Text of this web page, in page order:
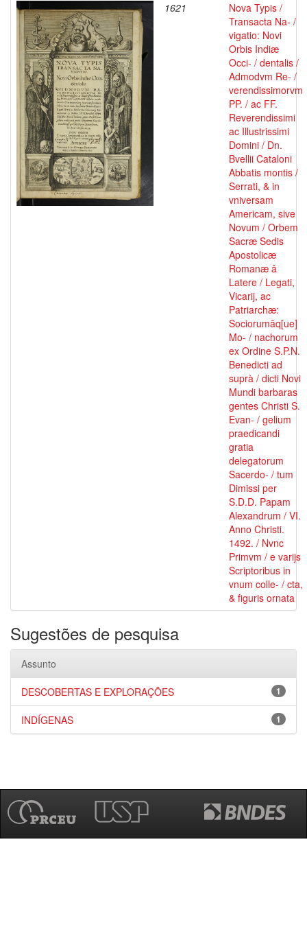
1621
Nova Typis /
Transacta Na- /
vigatio: Novi
Orbis Indiæ
Occi- / dentalis /
Admodvm Re- /
verendissimorvm
PP. / ac FF.
Reverendissimi
ac Illustrissimi
Domini / Dn.
Bvellii Cataloni
Abbatis montis /
Serrati, & in
vniversam
Americam, sive
Novum / Orbem
Sacræ Sedis
Apostolicæ
Romanæ â
Latere / Legati,
Vicarij, ac
Patriarchæ:
Sociorumâq[ue]
Mo- / nachorum
ex Ordine S.P.N.
Benedicti ad
suprà / dicti Novi
Mundi barbaras
gentes Christi S.
Evan- / gelium
praedicandi
gratia
delegatorum
Sacerdo- / tum
Dimissi per
S.D.D. Papam
Alexandrum / VI.
Anno Christi.
1492. / Nvnc
Primvm / e varijs
Scriptoribus in
vnum colle- / cta,
& figuris ornata
Sugestões de pesquisa
Assunto
1
DESCOBERTAS E EXPLORAÇÕES
1
INDÍGENAS